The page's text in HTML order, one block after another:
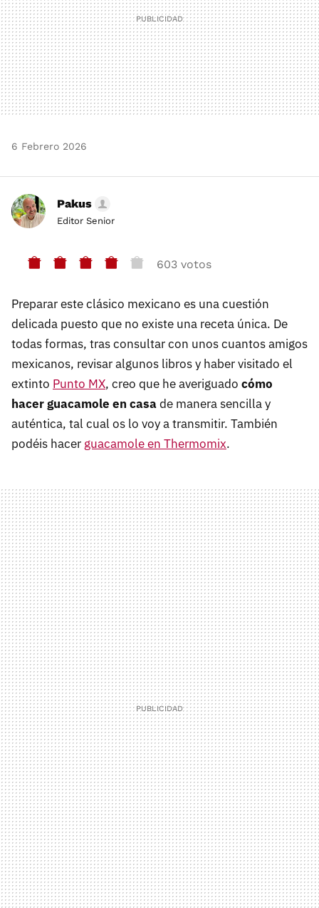
6 Febrero 2026
Pakus
Editor Senior
603 votos
Preparar este clásico mexicano es una cuestión
delicada puesto que no existe una receta única. De
todas formas, tras consultar con unos cuantos amigos
mexicanos, revisar algunos libros y haber visitado el
extinto Punto MX, creo que he averiguado cómo
hacer guacamole en casade manera sencilla y
auténtica, tal cual os lo voy a transmitir. También
podéis hacerguacamole en Thermomix.